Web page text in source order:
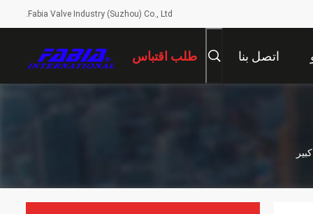
Fabia Valve Industry (Suzhou) Co., Ltd.
اتصل بنا طلب اقتباس